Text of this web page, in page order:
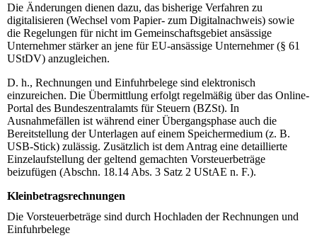
Die Änderungen dienen dazu, das bisherige Verfahren zu
digitalisieren (Wechsel vom Papier- zum Digitalnachweis) sowie
die Regelungen für nicht im Gemeinschaftsgebiet ansässige
Unternehmer stärker an jene für EU-ansässige Unternehmer (§ 61
UStDV) anzugleichen.
D. h., Rechnungen und Einfuhrbelege sind elektronisch
einzureichen. Die Übermittlung erfolgt regelmäßig über das Online-
Portal des Bundeszentralamts für Steuern (BZSt). In
Ausnahmefällen ist während einer Übergangsphase auch die
Bereitstellung der Unterlagen auf einem Speichermedium (z. B.
USB-Stick) zulässig. Zusätzlich ist dem Antrag eine detaillierte
Einzelaufstellung der geltend gemachten Vorsteuerbeträge
beizufügen (Abschn. 18.14 Abs. 3 Satz 2 UStAE n. F.).
Kleinbetragsrechnungen
Die Vorsteuerbeträge sind durch Hochladen der Rechnungen und
Einfuhrbelege